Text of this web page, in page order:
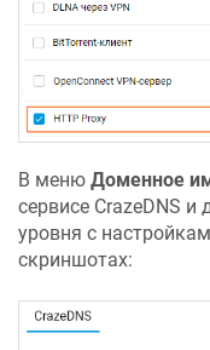
В меню Доменное
сервисе CrazeDNS и
уровня с
скриншотах: